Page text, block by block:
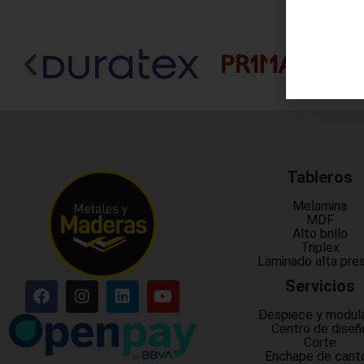
Tableros
Melamina
MDF
Alto brillo
Triplex
Laminado alta
Servicios
Despiece y
Centro de
Corte
Enchape de